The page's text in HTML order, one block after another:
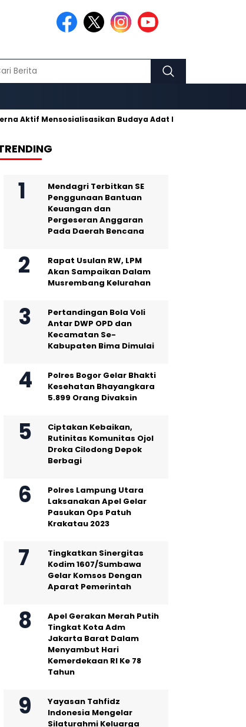
Budaya Adat Pusaka Kujang
Mendagri Terbitkan SE
Penggunaan Bantuan
Keuangan dan
Pergeseran Anggaran
Pada Daerah Bencana
Rapat Usulan RW, LPM
Akan Sampaikan Dalam
Musrembang Kelurahan
Pertandingan Bola Voli
Antar DWP OPD dan
Kecamatan Se-
Kabupaten Bima Dimulai
Polres Bogor Gelar Bhakti
Kesehatan Bhayangkara
5.899 Orang Divaksin
Ciptakan Kebaikan,
Rutinitas Komunitas Ojol
Droka Cilodong Depok
Berbagi
Polres Lampung Utara
Laksanakan Apel Gelar
Pasukan Ops Patuh
Krakatau 2023
Tingkatkan Sinergitas
Kodim 1607/Sumbawa
Gelar Komsos Dengan
Aparat Pemerintah
Apel Gerakan Merah Putih
Tingkat Kota Adm
Jakarta Barat Dalam
Menyambut Hari
Kemerdekaan RI Ke 78
Tahun
Yayasan Tahfidz
Indonesia Mengelar
Silaturahmi Keluarga